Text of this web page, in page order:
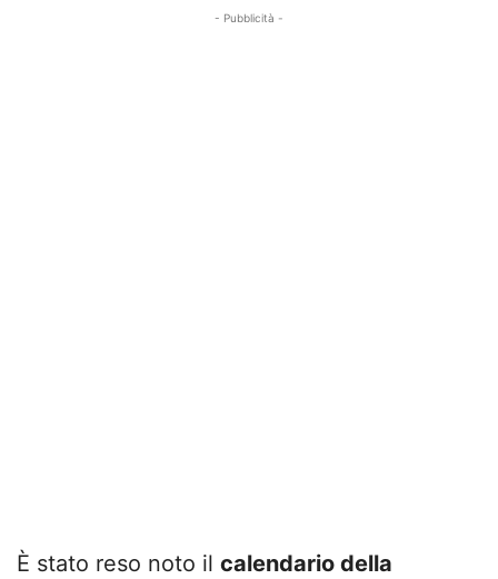
- Pubblicità -
È stato reso noto il calendario della